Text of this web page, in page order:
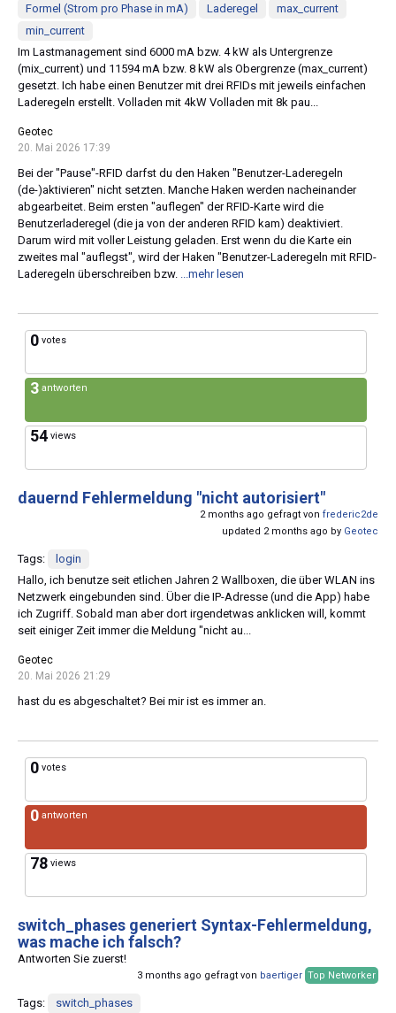
Formel (Strom pro Phase in mA)
Laderegel
max_current
min_current
Im Lastmanagement sind 6000 mA bzw. 4 kW als Untergrenze
(mix_current) und 11594 mA bzw. 8 kW als Obergrenze (max_current)
gesetzt. Ich habe einen Benutzer mit drei RFIDs mit jeweils einfachen
Laderegeln erstellt. Volladen mit 4kW Volladen mit 8k pau...
Geotec
20. Mai 2026 17:39
Bei der "Pause"-RFID darfst du den Haken "Benutzer-Laderegeln
(de-)aktivieren" nicht setzten. Manche Haken werden nacheinander
abgearbeitet. Beim ersten "auflegen" der RFID-Karte wird die
Benutzerladeregel (die ja von der anderen RFID kam) deaktiviert.
Darum wird mit voller Leistung geladen. Erst wenn du die Karte ein
zweites mal "auflegst", wird der Haken "Benutzer-Laderegeln mit RFID-
Laderegeln überschreiben bzw.
...mehr lesen
0 votes
3 antworten
54 views
dauernd Fehlermeldung "nicht autorisiert"
2 months ago gefragt von frederic2de
updated 2 months ago by Geotec
Tags:
login
Hallo, ich benutze seit etlichen Jahren 2 Wallboxen, die über WLAN ins
Netzwerk eingebunden sind. Über die IP-Adresse (und die App) habe
ich Zugriff. Sobald man aber dort irgendetwas anklicken will, kommt
seit einiger Zeit immer die Meldung "nicht au...
Geotec
20. Mai 2026 21:29
hast du es abgeschaltet? Bei mir ist es immer an.
0 votes
0 antworten
78 views
switch_phases generiert Syntax-Fehlermeldung,
was mache ich falsch?
Antworten Sie zuerst!
3 months ago gefragt von baertiger Top Networker
Tags:
switch_phases